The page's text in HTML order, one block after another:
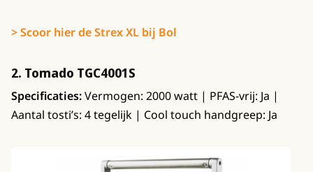
> Scoor hier de Strex XL bij Bol
2. Tomado TGC4001S
Specificaties:Vermogen: 2000 watt | PFAS-vrij: Ja |
Aantal tosti’s: 4 tegelijk | Cool touch handgreep: Ja